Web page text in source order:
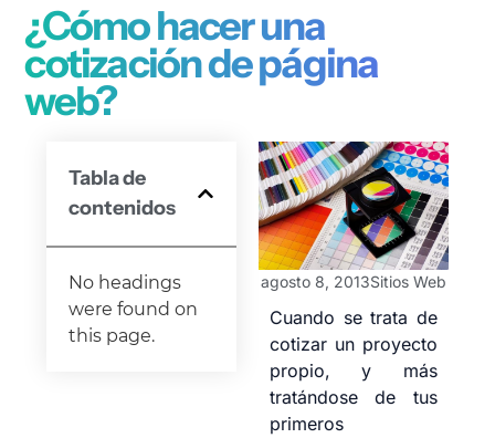
¿Cómo hacer una
cotización de página
web?
Tabla de
contenidos
No headings
were found on
this page.
agosto 8, 2013Sitios Web
Cuando se trata de
cotizar un proyecto
propio, y más
tratándose de tus
primeros